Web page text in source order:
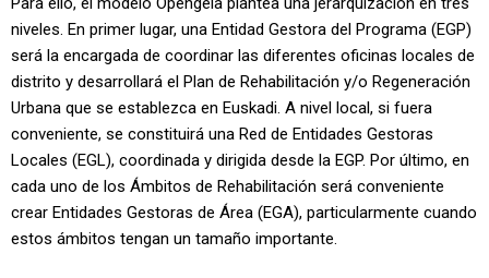
niveles. En primer lugar, una Entidad Gestora del Programa (EGP)
será la encargada de coordinar las diferentes oficinas locales de
distrito y desarrollará el Plan de Rehabilitación y/o Regeneración
Urbana que se establezca en Euskadi. A nivel local, si fuera
conveniente, se constituirá una Red de Entidades Gestoras
Locales (EGL), coordinada y dirigida desde la EGP. Por último, en
cada uno de los Ámbitos de Rehabilitación será conveniente
crear Entidades Gestoras de Área (EGA), particularmente cuando
estos ámbitos tengan un tamaño importante.